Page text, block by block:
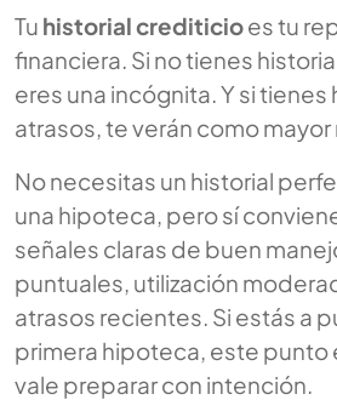
Tu historial crediticioes tu
financiera. Si no tienes
eres una incógnita. Y si tienes
atrasos, te verán como mayor
No necesitas un historial
una hipoteca, pero sí
señales claras de buen
puntuales, utilización
atrasos recientes. Si estás a
primera hipoteca, este punto
vale preparar con intención.